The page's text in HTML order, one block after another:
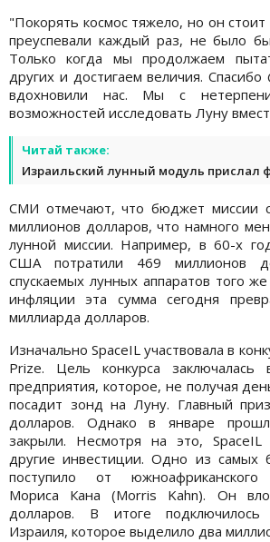
"Покорять космос тяжело, но он
преуспевали каждый раз, не было
Только когда мы продолжаем
других и достигаем величия. Спасибо
вдохновили нас. Мы с
возможностей исследовать Луну
Читай также:
Израильский лунный модуль прислал
СМИ отмечают, что бюджет миссии
миллионов долларов, что намного
лунной миссии. Например, в 60-х
США потратили 469 миллионов
спускаемых лунных аппаратов того
инфляции эта сумма сегодня
миллиарда долларов.
Изначально SpaceIL участвовала в
Prize. Цель конкурса заключалась
предприятия, которое, не получая
посадит зонд на Луну. Главный
долларов. Однако в январе
закрыли. Несмотря на это, SpaceIL
другие инвестиции. Одно из самых
поступило от южноафриканского
Мориса Кана (Morris Kahn). Он
долларов. В итоге подключилось
Израиля, которое выделило два